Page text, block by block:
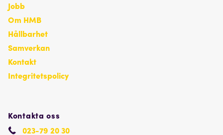
Jobb
Om HMB
Hållbarhet
Samverkan
Kontakt
Integritetspolicy
Kontakta oss
023-79 20 30